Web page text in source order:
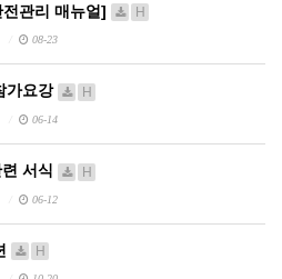
관리 매뉴얼] H
08-23
가요강 H
06-14
서식 H
06-12
H